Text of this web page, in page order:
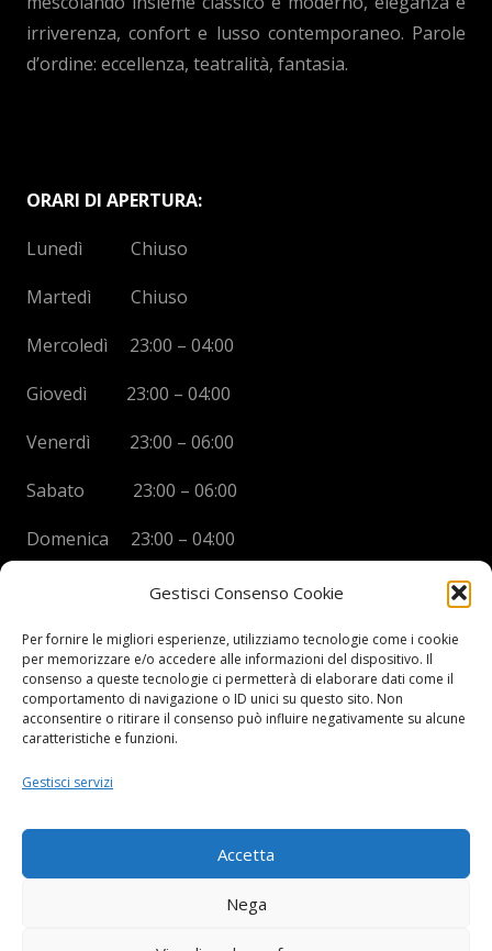
Gestisci Consenso Cookie
Per fornire le migliori esperienze, utilizziamo tecnologie come i cookie
per memorizzare e/o accedere alle informazioni del dispositivo. Il
consenso a queste tecnologie ci permetterà di elaborare dati come il
comportamento di navigazione o ID unici su questo sito. Non
acconsentire o ritirare il consenso può influire negativamente su alcune
caratteristiche e funzioni.
Gestisci servizi
Accetta
Nega
irriverenza, confort e lusso contemporaneo. Parole
d’ordine: eccellenza, teatralità, fantasia.
ORARI DI APERTURA:
Lunedì Chiuso
Martedì Chiuso
Mercoledì 23:00 – 04:00
Giovedì 23:00 – 04:00
Venerdì 23:00 – 06:00
Sabato 23:00 – 06:00
Domenica 23:00 – 04:00
BOYS DISCO VICENZA
Via Oreficeria, 68 –36100 Vicenza (VI)
Tel.+39 0444 960737
P.I.03908300241
Privacy Policy e informazioni Legali